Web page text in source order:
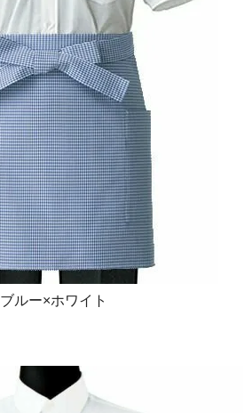
ブルー×ホワイト